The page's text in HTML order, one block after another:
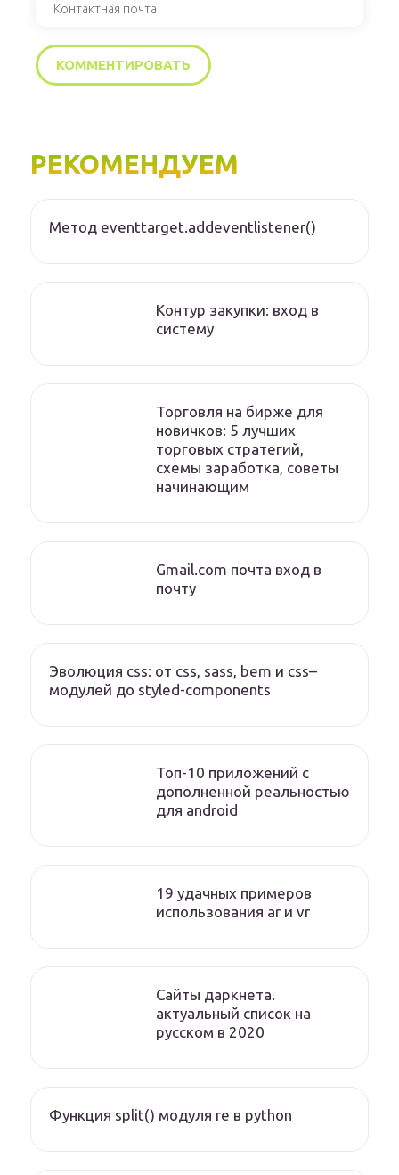
РЕКОМЕНДУЕМ
Метод eventtarget.addeventlistener()
Контур закупки: вход в
систему
Торговля на бирже для
новичков: 5 лучших
торговых стратегий,
схемы заработка, советы
начинающим
Gmail.com почта вход в
почту
Эволюция css: от css, sass, bem и css–
модулей до styled-components
Топ-10 приложений с
дополненной реальностью
для android
19 удачных примеров
использования ar и vr
Сайты даркнета.
актуальный список на
русском в 2020
Функция split() модуля re в python